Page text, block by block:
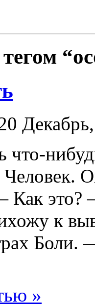
что-
Как
к
Боли.
»